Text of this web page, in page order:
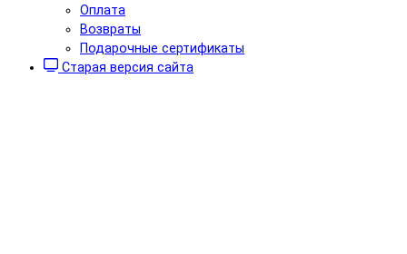
Оплата
Возвраты
Подарочные сертификаты
Старая версия сайта